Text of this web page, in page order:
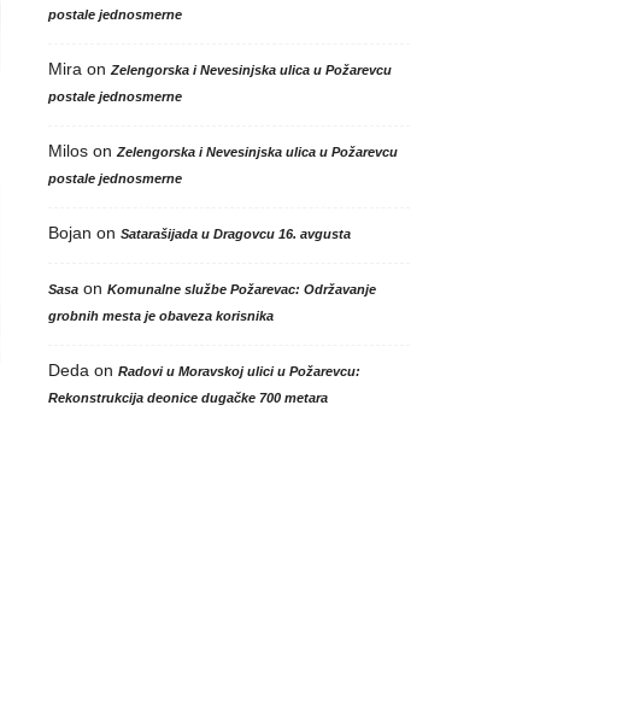
postale jednosmerne
Mira on Zelengorska i Nevesinjska ulica u Požarevcu
postale jednosmerne
Miloson Zelengorska i Nevesinjska ulica u Požarevcu
postale jednosmerne
Bojan on Satarašijada u Dragovcu 16. avgusta
Sasaon Komunalne službe Požarevac: Održavanje
grobnih mesta je obaveza korisnika
Deda on Radovi u Moravskoj ulici u Požarevcu:
Rekonstrukcija deonice dugačke 700 metara